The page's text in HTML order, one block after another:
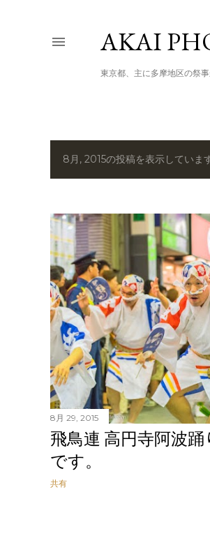
AKAI
東京都、主に多摩地区の祭
投8月, 2015の投稿を表示していま
8月 29, 2015
飛鳥連 高円寺阿波
です。
共有